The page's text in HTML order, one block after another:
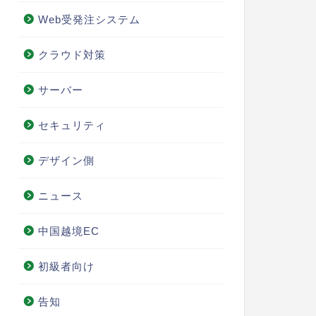
Web受発注システム
クラウド対策
サーバー
セキュリティ
デザイン側
ニュース
中国越境EC
初級者向け
告知